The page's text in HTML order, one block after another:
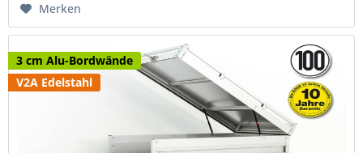
Merken
3 cm Alu-Bordwände
V2A Edelstahl